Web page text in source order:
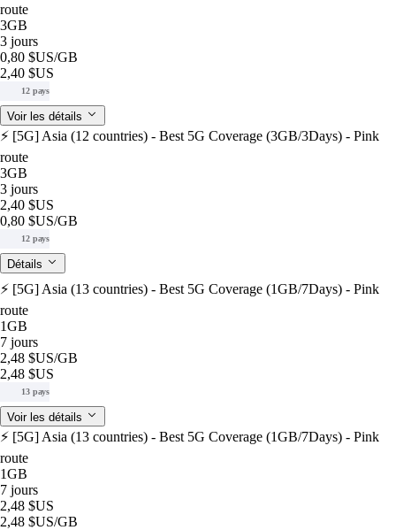
route
3GB
3 jours
0,80 $US/GB
2,40 $US
12 pays
Voir les détails
⚡️ [5G] Asia (12 countries) - Best 5G Coverage (3GB/3Days) - Pink
route
3GB
3 jours
2,40 $US
0,80 $US/GB
12 pays
Détails
⚡️ [5G] Asia (13 countries) - Best 5G Coverage (1GB/7Days) - Pink
route
1GB
7 jours
2,48 $US/GB
2,48 $US
13 pays
Voir les détails
⚡️ [5G] Asia (13 countries) - Best 5G Coverage (1GB/7Days) - Pink
route
1GB
7 jours
2,48 $US
2,48 $US/GB